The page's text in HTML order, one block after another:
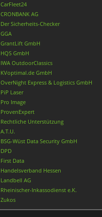
CarFleet24
CRONBANK AG
Der Sicherheits-Checker
GGA
GrantLift GmbH
HQS GmbH
IWA OutdoorClassics
KVoptimal.de GmbH
OverNight Express & Logistics GmbH
PiP Laser
Pro Image
ProvenExpert
Rechtliche Unterstützung
A.T.U.
BSG-Wüst Data Security GmbH
DPD
First Data
Handelsverband Hessen
Landbell AG
Rheinischer-Inkassodienst e.K.
Zukos